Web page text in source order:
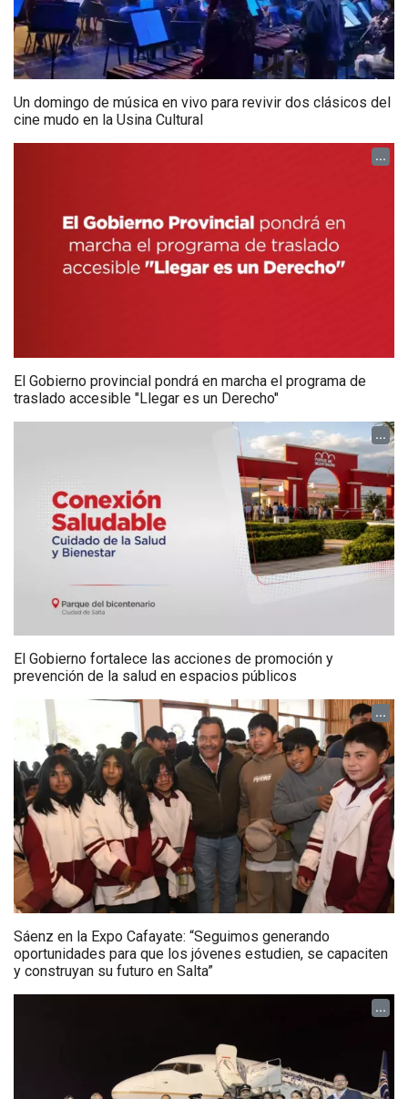
Un domingo de música en vivo para revivir dos clásicos del
cine mudo en la Usina Cultural
...
El Gobierno provincial pondrá en marcha el programa de
traslado accesible "Llegar es un Derecho"
...
El Gobierno fortalece las acciones de promoción y
prevención de la salud en espacios públicos
...
Sáenz en la Expo Cafayate: “Seguimos generando
oportunidades para que los jóvenes estudien, se capaciten
y construyan su futuro en Salta”
...